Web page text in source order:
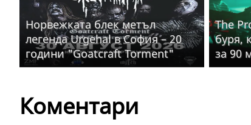
Норвежката блек метъл
легенда Urgehal в София – 20
години "Goatcraft Torment"
The
буря,
за 90
Коментари